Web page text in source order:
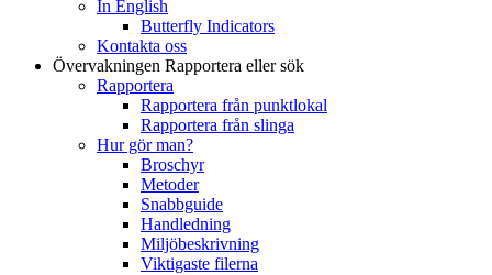
In English
Butterfly Indicators
Kontakta oss
Övervakningen Rapportera eller sök
Rapportera
Rapportera från punktlokal
Rapportera från slinga
Hur gör man?
Broschyr
Metoder
Snabbguide
Handledning
Miljöbeskrivning
Viktigaste filerna